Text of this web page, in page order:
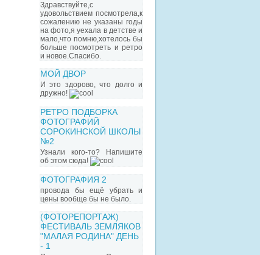
Здравствуйте,с
удовольствием посмотрела,к
сожалению не указаны годы
на фото,я уехала в детстве и
мало,что помню,хотелось бы
больше посмотреть и ретро
и новое.Спасибо.
МОЙ ДВОР
И это здорово, что долго и
дружно!
РЕТРО ПОДБОРКА
ФОТОГРАФИЙ
СОРОКИНСКОЙ ШКОЛЫ
№2
Узнали кого-то? Напишите
об этом сюда!
ФОТОГРАФИЯ 2
провода бы ещё убрать и
цены вообще бы не было.
(ФОТОРЕПОРТАЖ)
ФЕСТИВАЛЬ ЗЕМЛЯКОВ
"МАЛАЯ РОДИНА" ДЕНЬ
- 1